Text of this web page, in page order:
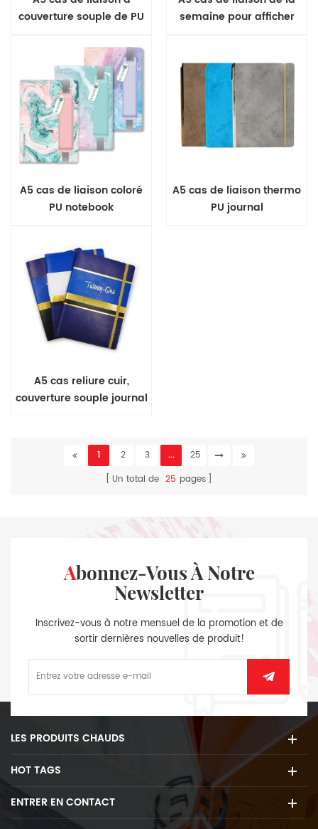
couverture souple de PU
semaine pour afficher
A5 cas de liaison coloré
PU notebook
A5 cas de liaison thermo
PU journal
A5 cas reliure cuir,
couverture souple journal
1 2 3 ...
25
Un total de 25 pages
Abonnez-Vous À Notre
Newsletter
Inscrivez-vous à notre mensuel de la promotion et de
sortir dernières nouvelles de produit!
LES PRODUITS CHAUDS
HOT TAGS
ENTRER EN CONTACT